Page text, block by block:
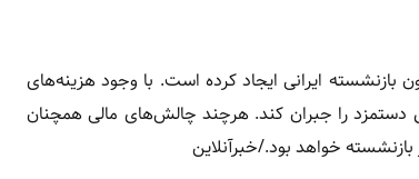
سازی حقوق بازنشستگان، امید تازه‌ای برای بهبود معیشت بیش از ۴.۷ میلیون بازنشسته ایرانی ایجاد کرده است. با وجود هزینه‌های
را جبران کند. هرچند چالش‌های مالی همچنان
خواهد بود./خبرآنلاین